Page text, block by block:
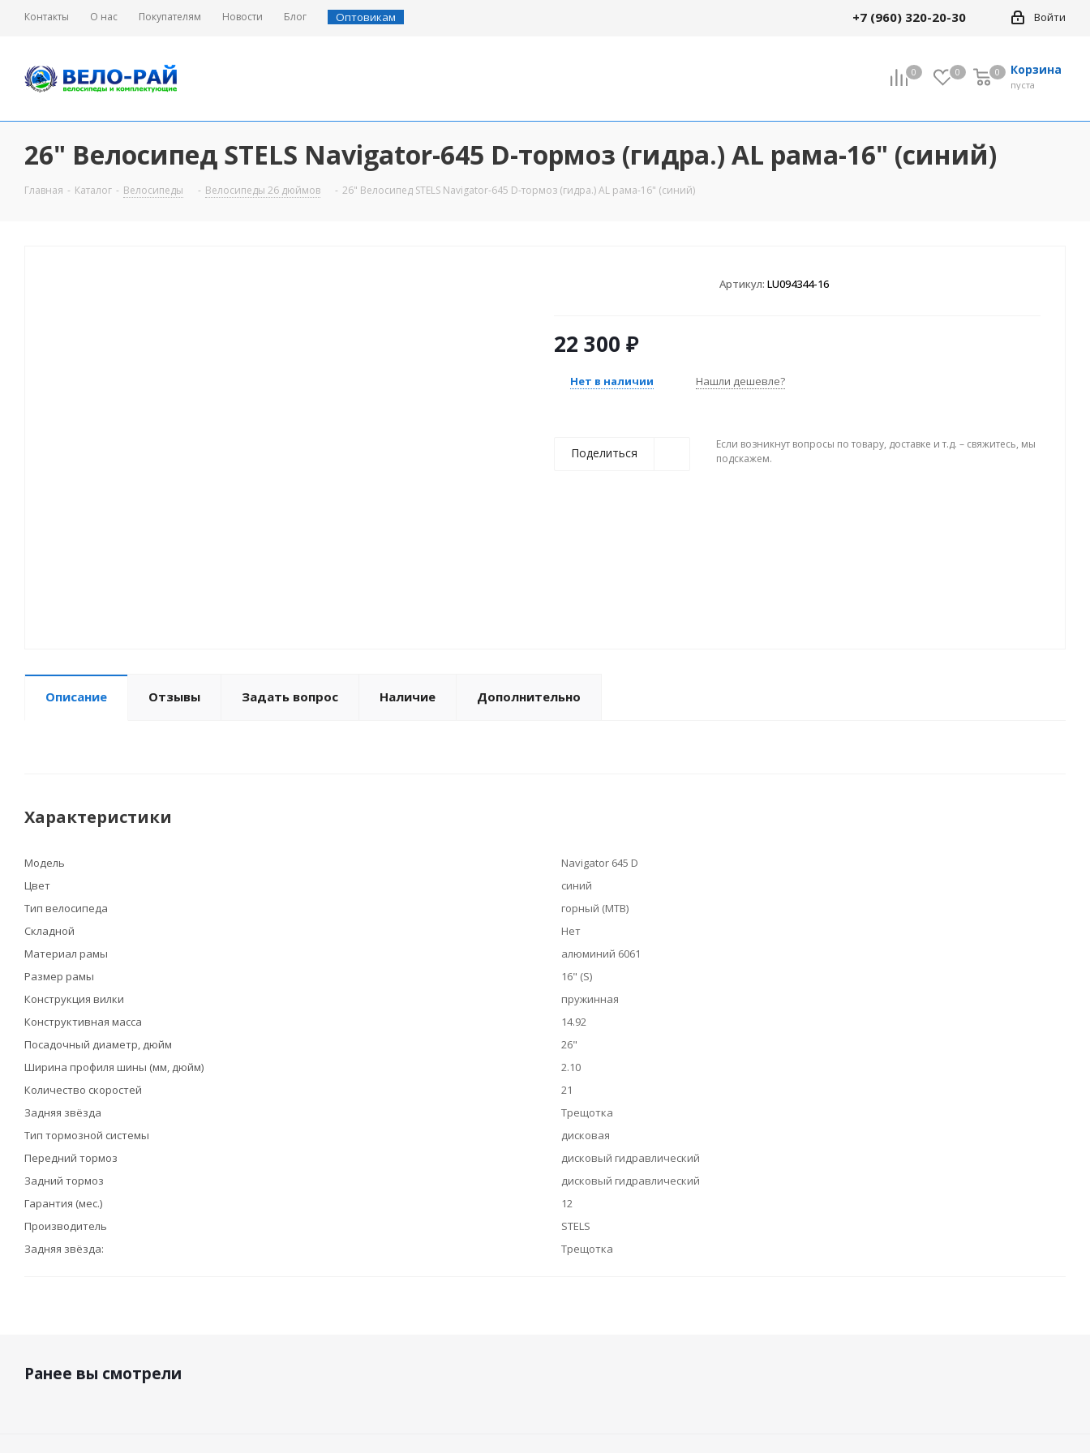
Контакты О нас Покупателям Новости Блог Оптовикам Войти
+7 (960) 320-20-30
0 0 Корзина
0
пуста
0
26" Велосипед STELS Navigator-645 D-тормоз (гидра.) AL рама-16" (синий)
Главная - Каталог - Велосипеды - Велосипеды 26 дюймов - 26" Велосипед STELS Navigator-645 D-тормоз (гидра.) AL рама-16" (синий)
Артикул: LU094344-16
22 300 ₽
Нет в наличии Нашли дешевле?
Поделиться
Если возникнут вопросы по товару, доставке и т.д. – свяжитесь, мы
подскажем.
Описание Отзывы Задать вопрос Наличие Дополнительно
Характеристики
Модель
Navigator 645 D
Цвет
синий
Тип велосипеда
горный (MTB)
Складной
Нет
Материал рамы
алюминий 6061
Размер рамы
16" (S)
Конструкция вилки
пружинная
Конструктивная масса
14.92
Посадочный диаметр, дюйм
26"
Ширина профиля шины (мм, дюйм)
2.10
Количество скоростей
21
Задняя звёзда
Трещотка
Тип тормозной системы
дисковая
Передний тормоз
дисковый гидравлический
Задний тормоз
дисковый гидравлический
Гарантия (мес.)
12
Производитель
STELS
Задняя звёзда:
Трещотка
Ранее вы смотрели